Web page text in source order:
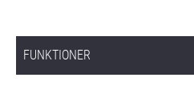
FUNKTIONER